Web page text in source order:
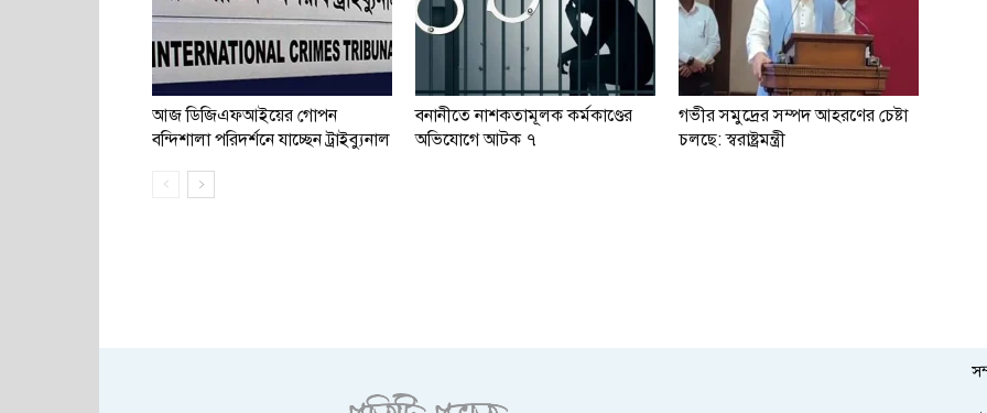
আজ ডিজিএফআইয়ের গোপন
বন্দিশালা পরিদর্শনে যাচ্ছেন ট্রাইব্যুনাল
বনানীতে নাশকতামূলক কর্মকাণ্ডের
অভিযোগে আটক ৭
গভীর সমুদ্রের সম্পদ আহরণের চেষ্টা
চলছে: স্বরাষ্ট্রমন্ত্রী